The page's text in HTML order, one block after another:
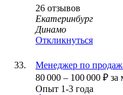
26 отзывов
Екатеринбург
Динамо
Откликнуться
Менеджер по
80 000 – 100 000 ₽ за
Опыт 1-3 года